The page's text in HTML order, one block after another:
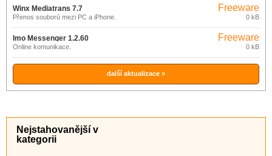
Winx Mediatrans 7.7
Přenos souborů mezi PC a iPhone.
Freeware
0 kB
Imo Messenger 1.2.60
Online komunikace.
Freeware
0 kB
další aktualizace »
Nejstahovanější v
kategorii